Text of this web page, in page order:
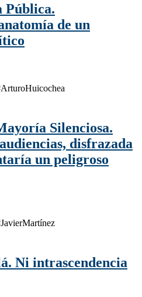
Pública.
de un
Silenciosa.
disfrazada
un peligroso
Ni intrascendencia